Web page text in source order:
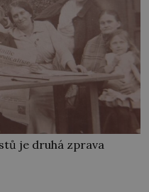
je druhá zprava